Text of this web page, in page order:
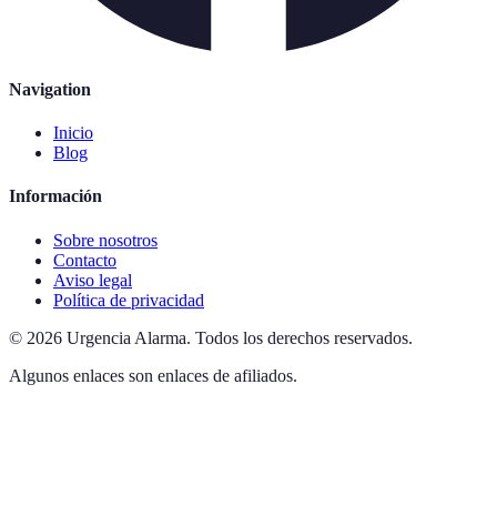
Navigation
Inicio
Blog
Información
Sobre nosotros
Contacto
Aviso legal
Política de privacidad
© 2026 Urgencia Alarma. Todos los derechos reservados.
Algunos enlaces son enlaces de afiliados.